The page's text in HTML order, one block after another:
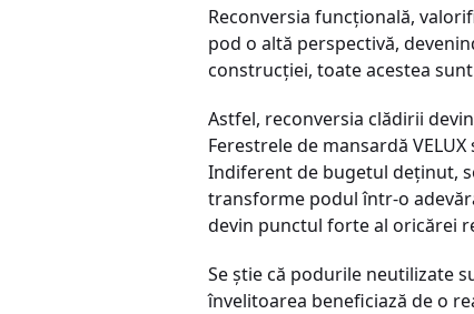
Reconversia funcțională,
pod o altă perspectivă,
construcției, toate acestea
Astfel, reconversia clădirii
Ferestrele de mansardă
Indiferent de bugetul deținut,
transforme podul într-o
devin punctul forte al oricărei
Se știe că podurile neutilizate
învelitoarea beneficiază de o